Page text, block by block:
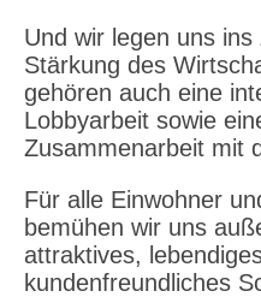
Und wir legen uns
Stärkung des
gehören auch eine
Lobbyarbeit sowie
Zusammenarbeit mit
Für alle Einwohner
bemühen wir uns
attraktives,
kundenfreundliches